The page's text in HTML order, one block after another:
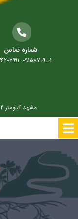
شماره تماس
09158709001- 05136207991
مشهد کیلومتر 12 جاده فریمان مجتمع شهید خبیری پلاک B7